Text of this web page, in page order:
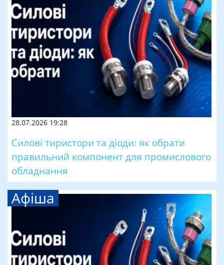
28.07.2026 19:28
Силові тиристори та діоди: як обрати
правильний компонент для промислового
обладнання
Афіша